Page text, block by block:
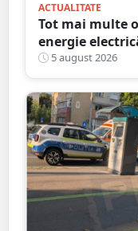
ACTUALITATE
Tot mai multe
energie
măsuri. Cu ce
primari
5 august 2026